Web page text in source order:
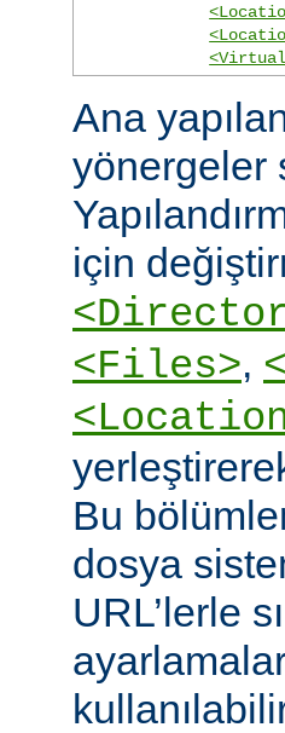
Ana
yönergeler
için
<Files>,
Bu
dosya
URL’lerle